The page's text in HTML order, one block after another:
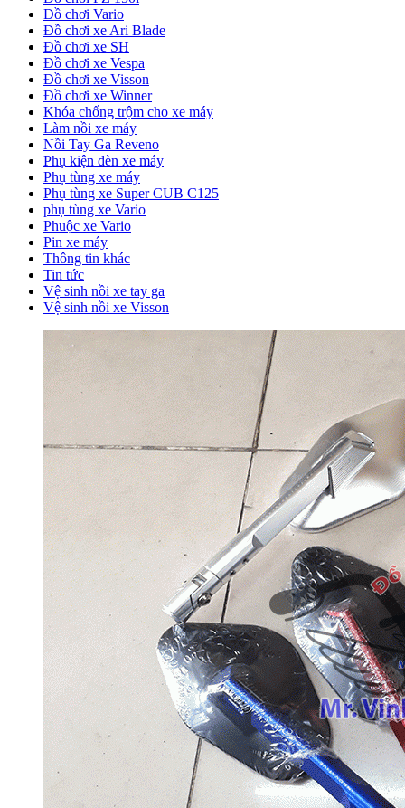
Đồ chơi Vario
Đồ chơi xe Ari Blade
Đồ chơi xe SH
Đồ chơi xe Vespa
Đồ chơi xe Visson
Đồ chơi xe Winner
Khóa chống trộm cho xe máy
Làm nồi xe máy
Nồi Tay Ga Reveno
Phụ kiện đèn xe máy
Phụ tùng xe máy
Phụ tùng xe Super CUB C125
phụ tùng xe Vario
Phuộc xe Vario
Pin xe máy
Thông tin khác
Tin tức
Vệ sinh nồi xe tay ga
Vệ sinh nồi xe Visson